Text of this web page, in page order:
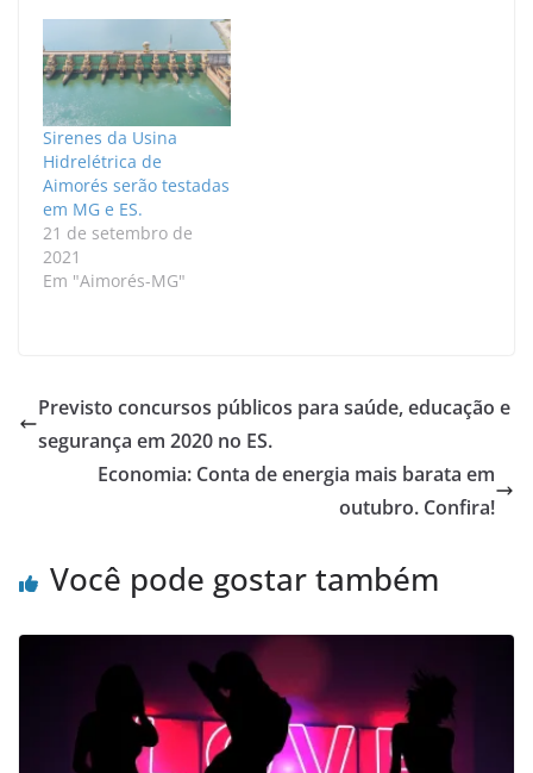
Sirenes da Usina
Hidrelétrica de
Aimorés serão testadas
em MG e ES.
21 de setembro de
2021
Em "Aimorés-MG"
Previsto concursos públicos para saúde, educação e
segurança em 2020 no ES.
Economia: Conta de energia mais barata em
outubro. Confira!
Você pode gostar também